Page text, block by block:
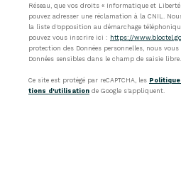
Réseau, que vos droits « Informatique et
pouvez adresser une réclamation à la CNIL.
la liste d'opposition au démarchage
pouvez vous inscrire ici : https://
protection des Données personnelles, nous
Données sensibles dans le champ de saisie libre.
Ce site est protégé par reCAPTCHA, les
tions d'utilisation de Google s'appliquent.